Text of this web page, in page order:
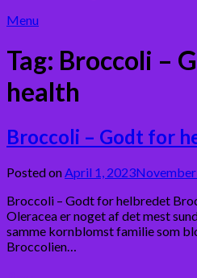
Menu
Tag: Broccoli –
health
Broccoli – Godt for
Posted on April 1, 2023
Broccoli – Godt for helbredet
Oleracea er noget af det mest
samme kornblomst familie som
Broccolien…